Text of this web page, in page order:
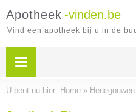
Apotheek -vinden.be
Vind een apotheek bij u in de
U bent nu hier: Home » Henegouwen